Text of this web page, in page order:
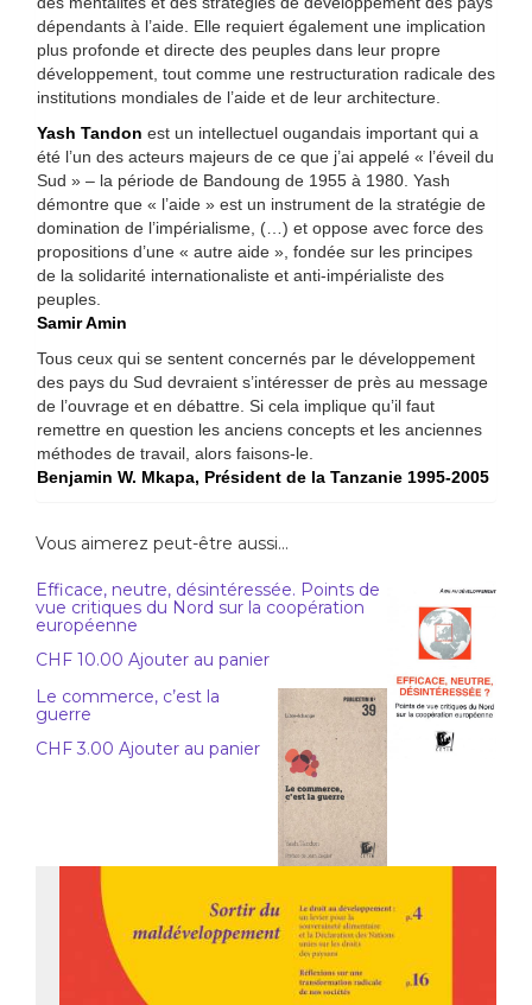
dépendants à l’aide. Elle requiert également une implication
plus profonde et directe des peuples dans leur propre
développement, tout comme une restructuration radicale des
institutions mondiales de l’aide et de leur architecture.
Yash Tandon est un intellectuel ougandais important qui a
été l’un des acteurs majeurs de ce que j’ai appelé « l’éveil du
Sud » – la période de Bandoung de 1955 à 1980. Yash
démontre que « l’aide » est un instrument de la stratégie de
domination de l’impérialisme, (…) et oppose avec force des
propositions d’une « autre aide », fondée sur les principes
de la solidarité internationaliste et anti-impérialiste des
peuples.
Samir Amin
Tous ceux qui se sentent concernés par le développement
des pays du Sud devraient s’intéresser de près au message
de l’ouvrage et en débattre. Si cela implique qu’il faut
remettre en question les anciens concepts et les anciennes
méthodes de travail, alors faisons-le.
Benjamin W. Mkapa, Président de la Tanzanie 1995-2005
Vous aimerez peut-être aussi…
Efficace, neutre, désintéressée. Points de
vue critiques du Nord sur la coopération
européenne
CHF 10.00 Ajouter au panier
Le commerce, c’est la
guerre
CHF 3.00 Ajouter au panier